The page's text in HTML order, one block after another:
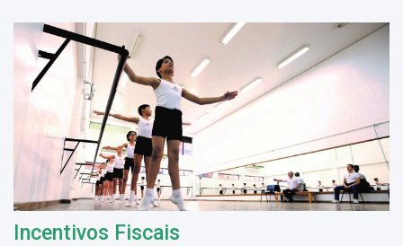
Incentivos Fiscais